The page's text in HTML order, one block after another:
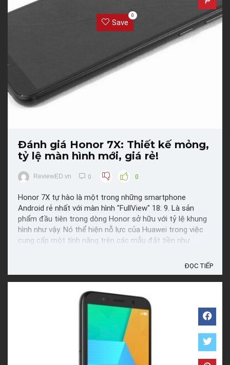
Save
0
Đánh giá Honor 7X: Thiết kế mỏng,
tỷ lệ màn hình mới, giá rẻ!
ReviewED.vn 0 0
Honor 7X tự hào là một trong những smartphone
Android rẻ nhất với màn hình "FullView" 18: 9. Là sản
phẩm đầu tiên trong dòng Honor sở hữu với tỷ lệ khung
hình như vậy. Nó thể hiện nỗ lực của Huawei trong việc
cung cấp một tính năng trên các mẫu đắt tiền như
ĐỌC TIẾP